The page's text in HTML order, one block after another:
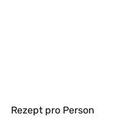
Rezept pro Person